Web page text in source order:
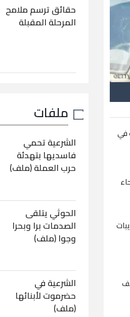
في
حقائق ترسم ملامح
المرحلة المقبلة
ملفات
الشرعية تحمي
فاسديها بتهدئة
حرب العملة (ملف)
الحوثي يتلقى
الصدمات برا وبحرا
وجوا (ملف)
الشرعية في
حضرموت لأبنائها
(ملف)